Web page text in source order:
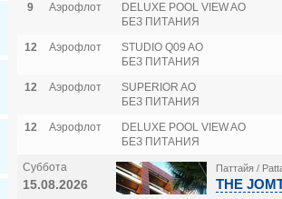
9 Аэрофлот
DELUXE POOL VIEW AO
БЕЗ ПИТАНИЯ
12 Аэрофлот
STUDIO Q09 AO
БЕЗ ПИТАНИЯ
12 Аэрофлот
SUPERIOR AO
БЕЗ ПИТАНИЯ
12 Аэрофлот
DELUXE POOL VIEW AO
БЕЗ ПИТАНИЯ
Суббота
15.08.2026
Паттайя /
THE